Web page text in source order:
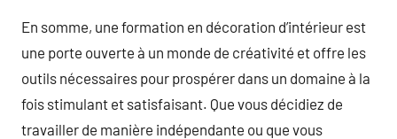
En somme, une formation en décoration d’intérieur est
une porte ouverte à un monde de créativité et offre les
outils nécessaires pour prospérer dans un domaine à la
fois stimulant et satisfaisant. Que vous décidiez de
travailler de manière indépendante ou que vous